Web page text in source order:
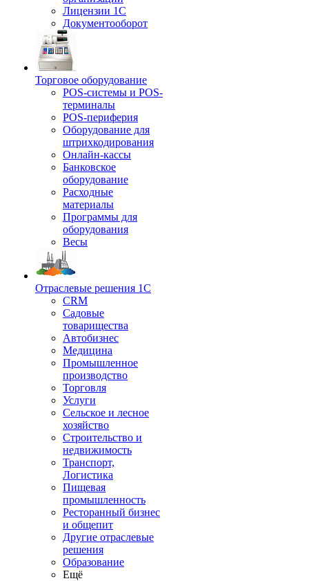
Лицензии 1С
Документооборот
Торговое оборудование
POS-системы и POS-
терминалы
POS-периферия
Оборудование для
штрихкодирования
Онлайн-кассы
Банковское
оборудование
Расходные
материалы
Программы для
оборудования
Весы
Отраслевые решения 1С
CRM
Садовые
товарищества
Автобизнес
Медицина
Промышленное
производство
Торговля
Услуги
Сельское и лесное
хозяйство
Строительство и
недвижимость
Транспорт,
Логистика
Пищевая
промышленность
Ресторанный бизнес
и общепит
Другие отраслевые
решения
Образование
Ещё